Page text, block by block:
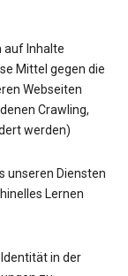
auf Inhalte
Mittel gegen die
Webseiten
Crawling,
werden)
unseren Diensten
Lernen
in der